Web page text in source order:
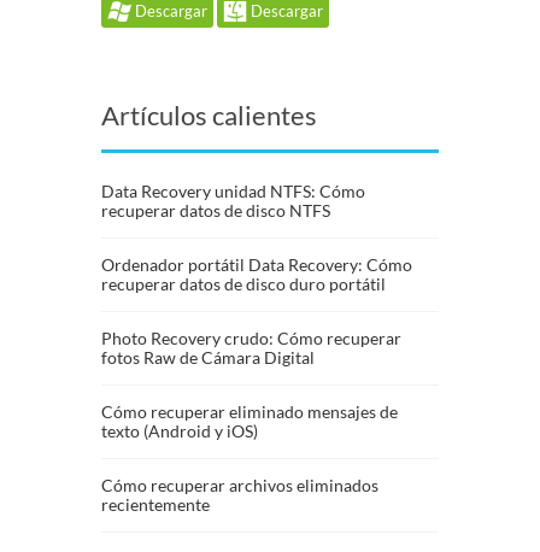
Descargar Descargar
Artículos calientes
Data Recovery unidad NTFS: Cómo
recuperar datos de disco NTFS
Ordenador portátil Data Recovery: Cómo
recuperar datos de disco duro portátil
Photo Recovery crudo: Cómo recuperar
fotos Raw de Cámara Digital
Cómo recuperar eliminado mensajes de
texto (Android y iOS)
Cómo recuperar archivos eliminados
recientemente